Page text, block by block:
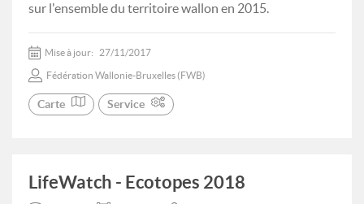
sur l'ensemble du territoire wallon en 2015.
Mise à jour: 27/11/2017
Fédération Wallonie-Bruxelles (FWB)
Carte Service
LifeWatch - Ecotopes 2018